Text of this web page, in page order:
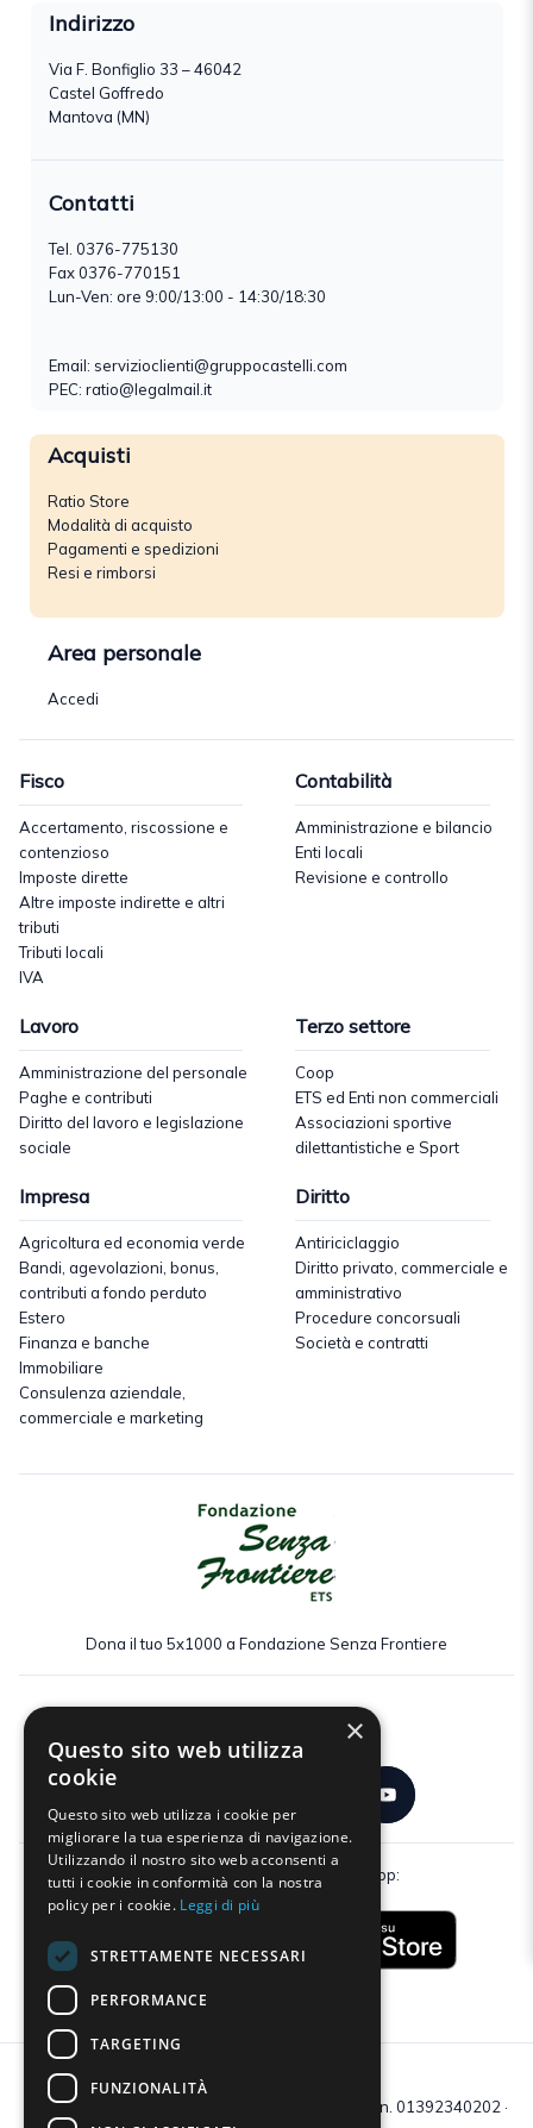
Indirizzo
Via F. Bonfiglio 33 – 46042
Castel Goffredo
Mantova (MN)
Contatti
Tel. 0376-775130
Fax 0376-770151
Lun-Ven: ore 9:00/13:00 - 14:30/18:30
Email: servizioclienti@gruppocastelli.com
PEC: ratio@legalmail.it
Acquisti
Ratio Store
Modalità di acquisto
Pagamenti e spedizioni
Resi e rimborsi
Area personale
Accedi
Fisco
Accertamento, riscossione e
contenzioso
Imposte dirette
Altre imposte indirette e altri
tributi
Tributi locali
IVA
Contabilità
Amministrazione e bilancio
Enti locali
Revisione e controllo
Lavoro
Amministrazione del personale
Paghe e contributi
Diritto del lavoro e legislazione
sociale
Terzo settore
Coop
ETS ed Enti non commerciali
Associazioni sportive
dilettantistiche e Sport
Impresa
Agricoltura ed economia verde
Bandi, agevolazioni, bonus,
contributi a fondo perduto
Estero
Finanza e banche
Immobiliare
Consulenza aziendale,
commerciale e marketing
Diritto
Antiriciclaggio
Diritto privato, commerciale e
amministrativo
Procedure concorsuali
Società e contratti
Dona il tuo 5x1000 a Fondazione Senza Frontiere
Scarica gratuitamente la nostra app:
C.F e P.IVA: 01392340202 · Reg.Imp. di Mantova: n. 01392340202 ·
×
Questo sito web utilizza
cookie
Questo sito web utilizza i cookie per
migliorare la tua esperienza di navigazione.
Utilizzando il nostro sito web acconsenti a
tutti i cookie in conformità con la nostra
policy per i cookie. Leggi di più
STRETTAMENTE NECESSARI
PERFORMANCE
TARGETING
FUNZIONALITÀ